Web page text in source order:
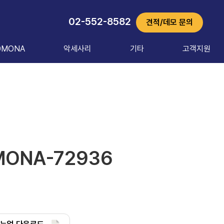
02-552-8582 견적/데모 문의
악세사리 기타 고객지원
72936